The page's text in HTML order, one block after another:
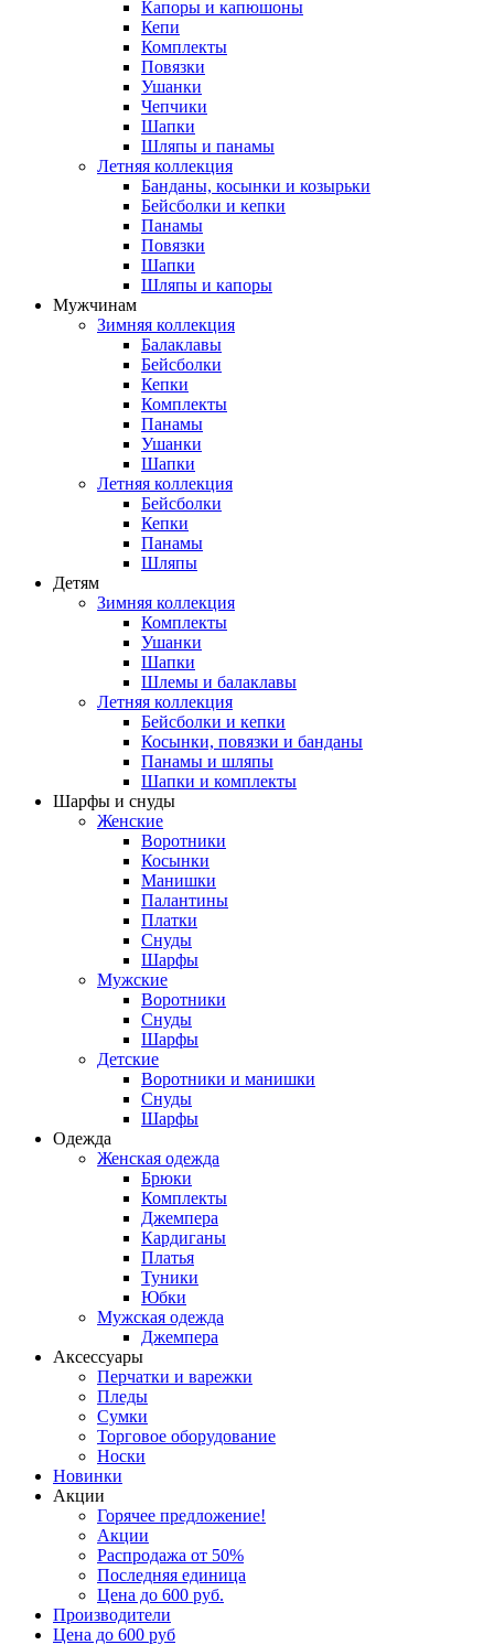
Капоры и капюшоны
Кепи
Комплекты
Повязки
Ушанки
Чепчики
Шапки
Шляпы и панамы
Летняя коллекция
Банданы, косынки и козырьки
Бейсболки и кепки
Панамы
Повязки
Шапки
Шляпы и капоры
Мужчинам
Зимняя коллекция
Балаклавы
Бейсболки
Кепки
Комплекты
Панамы
Ушанки
Шапки
Летняя коллекция
Бейсболки
Кепки
Панамы
Шляпы
Детям
Зимняя коллекция
Комплекты
Ушанки
Шапки
Шлемы и балаклавы
Летняя коллекция
Бейсболки и кепки
Косынки, повязки и банданы
Панамы и шляпы
Шапки и комплекты
Шарфы и снуды
Женские
Воротники
Косынки
Манишки
Палантины
Платки
Снуды
Шарфы
Мужские
Воротники
Снуды
Шарфы
Детские
Воротники и манишки
Снуды
Шарфы
Одежда
Женская одежда
Брюки
Комплекты
Джемпера
Кардиганы
Платья
Туники
Юбки
Мужская одежда
Джемпера
Аксессуары
Перчатки и варежки
Пледы
Сумки
Торговое оборудование
Носки
Новинки
Акции
Горячее предложение!
Акции
Распродажа от 50%
Последняя единица
Цена до 600 руб.
Производители
Цена до 600 руб